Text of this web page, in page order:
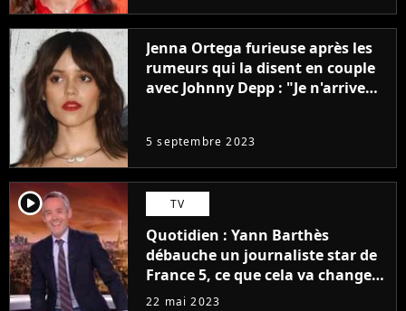
Jenna Ortega furieuse après les
rumeurs qui la disent en couple
avec Johnny Depp : "Je n'arrive
5 septembre 2023
player2 TV
Quotidien : Yann Barthès
débauche un journaliste star de
France 5, ce que cela va changer
à la rentrée
22 mai 2023